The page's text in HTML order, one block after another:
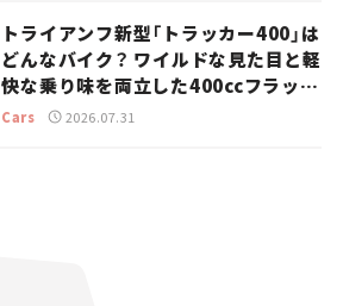
トライアンフ新型「トラッカー400」は
どんなバイク？ ワイルドな見た目と軽
快な乗り味を両立した400ccフラット
トラッカー【試乗レビュー】
Cars 2026.07.31